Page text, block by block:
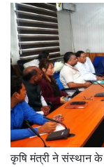
कृषि मंत्री ने संस्थान के